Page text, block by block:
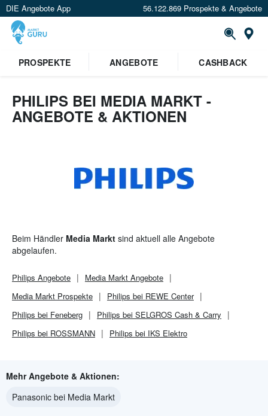
DIE Angebote App 56.122.869 Prospekte & Angebote
Standort festlegen
PROSPEKTE ANGEBOTE CASHBACK
PHILIPS BEI MEDIA MARKT -
ANGEBOTE & AKTIONEN
Beim Händler Media Markt sind aktuell alle Angebote
abgelaufen.
Philips Angebote Media Markt Angebote
Media Markt Prospekte
Philips bei REWE Center
Philips bei Feneberg
Philips bei SELGROS Cash & Carry
Philips bei ROSSMANN
Philips bei IKS Elektro
Mehr Angebote & Aktionen:
Panasonic bei Media Markt